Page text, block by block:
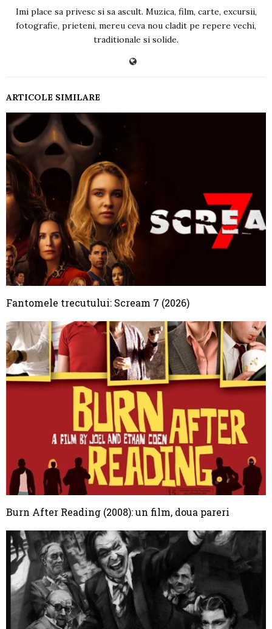
Imi place sa privesc si sa ascult. Muzica, film, carte, excursii,
fotografie, prieteni, mereu ceva nou cladit pe repere vechi,
traditionale si solide.
ARTICOLE SIMILARE
Fantomele trecutului: Scream 7 (2026)
Burn After Reading (2008): un film, doua pareri